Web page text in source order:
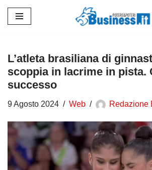
contenuto
L’atleta brasiliana di
scoppia in lacrime in pista.
successo
9 Agosto 2024 Web Redazione